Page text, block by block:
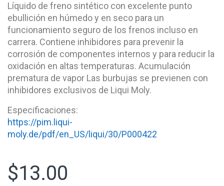
Líquido de freno sintético con excelente punto
ebullición en húmedo y en seco para un
funcionamiento seguro de los frenos incluso en
carrera. Contiene inhibidores para prevenir la
corrosión de componentes internos y para reducir la
oxidación en altas temperaturas. Acumulación
prematura de vapor Las burbujas se previenen con
inhibidores exclusivos de Liqui Moly.
Especificaciones:
https://pim.liqui-
moly.de/pdf/en_US/liqui/30/P000422
$13.00